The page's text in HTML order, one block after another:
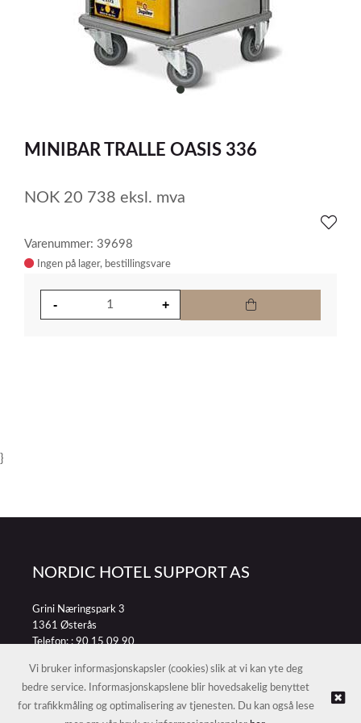
item
of
MINIBAR TRALLE OASIS 336
NOK 20 738 eksl. mva
Varenummer: 39698
Ingen på lager
}
NORDIC HOTEL SUPPORT AS
Grini Næringspark 3
1361 Østerås
Telefon: :90 15 09 90
© NORDIC HOTEL SUPPORT AS |Nettbutikk levert av Kréatif
Vi bruker informasjonskapsler (cookies) slik at vi kan yte deg
bedre service. Informasjonskapslene blir hovedsakelig benyttet
for trafikkmåling og optimalisering av tjenesten. Du kan også lese